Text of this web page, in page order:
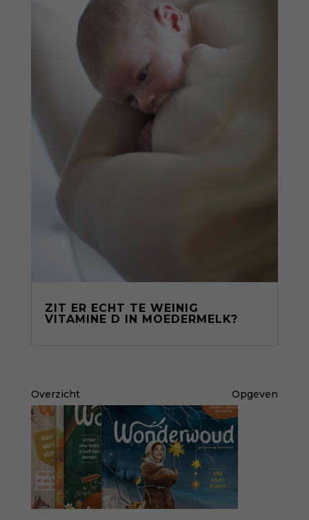
ZIT ER ECHT TE WEINIG
VITAMINE D IN MOEDERMELK?
Overzicht Opgeven